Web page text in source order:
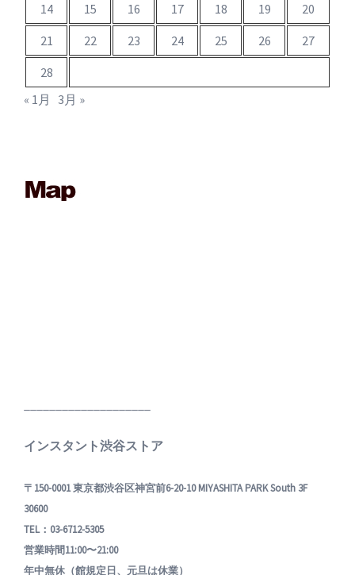
14
15 16 17 18 19
20
21
22 23 24 25 26
27
28
« 1月 3月 »
インスタント渋谷ストア
〒150-0001 東京都渋谷区神宮前6-20-10 MIYASHITA PARK South 3F
30600
TEL：03-6712-5305
営業時間11:00〜21:00
年中無休（館規定日、元旦は休業）